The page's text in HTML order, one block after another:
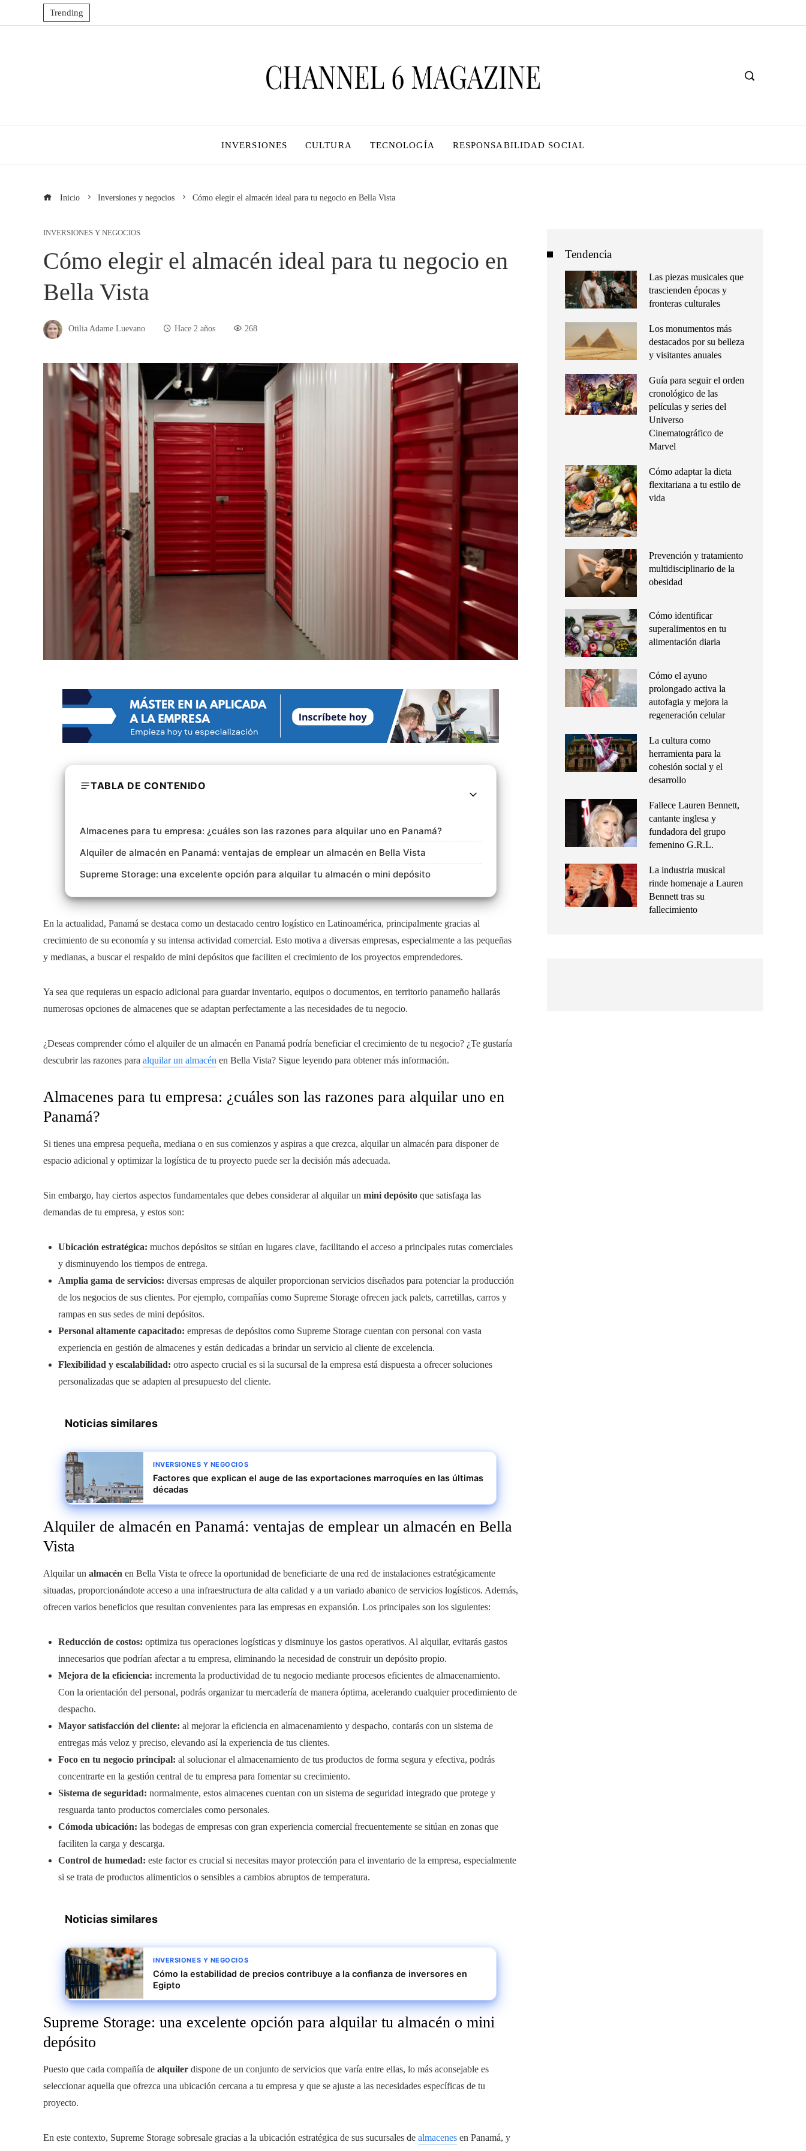
Trending
INVERSIONES CULTURA TECNOLOGÍA RESPONSABILIDAD SOCIAL
Inicio Inversiones y negocios Cómo elegir el almacén ideal para tu negocio en Bella Vista
INVERSIONES Y NEGOCIOS
Cómo elegir el almacén ideal para tu negocio en
Bella Vista
Otilia Adame Luevano Hace 2 años 268
TABLA DE CONTENIDO
Almacenes para tu empresa: ¿cuáles son las razones para alquilar uno en Panamá?
Alquiler de almacén en Panamá: ventajas de emplear un almacén en Bella Vista
Supreme Storage: una excelente opción para alquilar tu almacén o mini depósito
En la actualidad, Panamá se destaca como un destacado centro logístico en Latinoamérica, principalmente gracias al
crecimiento de su economía y su intensa actividad comercial. Esto motiva a diversas empresas, especialmente a las pequeñas
y medianas, a buscar el respaldo de mini depósitos que faciliten el crecimiento de los proyectos emprendedores.
Ya sea que requieras un espacio adicional para guardar inventario, equipos o documentos, en territorio panameño hallarás
numerosas opciones de almacenes que se adaptan perfectamente a las necesidades de tu negocio.
¿Deseas comprender cómo el alquiler de un almacén en Panamá podría beneficiar el crecimiento de tu negocio? ¿Te gustaría
descubrir las razones para alquilar un almacén en Bella Vista? Sigue leyendo para obtener más información.
Almacenes para tu empresa: ¿cuáles son las razones para alquilar uno en
Panamá?
Si tienes una empresa pequeña, mediana o en sus comienzos y aspiras a que crezca, alquilar un almacén para disponer de
espacio adicional y optimizar la logística de tu proyecto puede ser la decisión más adecuada.
Sin embargo, hay ciertos aspectos fundamentales que debes considerar al alquilar un mini depósito que satisfaga las
demandas de tu empresa, y estos son:
Ubicación estratégica: muchos depósitos se sitúan en lugares clave, facilitando el acceso a principales rutas comerciales
y disminuyendo los tiempos de entrega.
Amplia gama de servicios: diversas empresas de alquiler proporcionan servicios diseñados para potenciar la producción
de los negocios de sus clientes. Por ejemplo, compañías como Supreme Storage ofrecen jack palets, carretillas, carros y
rampas en sus sedes de mini depósitos.
Personal altamente capacitado: empresas de depósitos como Supreme Storage cuentan con personal con vasta
experiencia en gestión de almacenes y están dedicadas a brindar un servicio al cliente de excelencia.
Flexibilidad y escalabilidad: otro aspecto crucial es si la sucursal de la empresa está dispuesta a ofrecer soluciones
personalizadas que se adapten al presupuesto del cliente.
Noticias similares
INVERSIONES Y NEGOCIOS
Factores que explican el auge de las exportaciones marroquíes en las últimas
décadas
Alquiler de almacén en Panamá: ventajas de emplear un almacén en Bella
Vista
Alquilar un almacén en Bella Vista te ofrece la oportunidad de beneficiarte de una red de instalaciones estratégicamente
situadas, proporcionándote acceso a una infraestructura de alta calidad y a un variado abanico de servicios logísticos. Además,
ofrecen varios beneficios que resultan convenientes para las empresas en expansión. Los principales son los siguientes:
Reducción de costos: optimiza tus operaciones logísticas y disminuye los gastos operativos. Al alquilar, evitarás gastos
innecesarios que podrían afectar a tu empresa, eliminando la necesidad de construir un depósito propio.
Mejora de la eficiencia: incrementa la productividad de tu negocio mediante procesos eficientes de almacenamiento.
Con la orientación del personal, podrás organizar tu mercadería de manera óptima, acelerando cualquier procedimiento de
despacho.
Mayor satisfacción del cliente: al mejorar la eficiencia en almacenamiento y despacho, contarás con un sistema de
entregas más veloz y preciso, elevando así la experiencia de tus clientes.
Foco en tu negocio principal: al solucionar el almacenamiento de tus productos de forma segura y efectiva, podrás
concentrarte en la gestión central de tu empresa para fomentar su crecimiento.
Sistema de seguridad: normalmente, estos almacenes cuentan con un sistema de seguridad integrado que protege y
resguarda tanto productos comerciales como personales.
Cómoda ubicación: las bodegas de empresas con gran experiencia comercial frecuentemente se sitúan en zonas que
faciliten la carga y descarga.
Control de humedad: este factor es crucial si necesitas mayor protección para el inventario de la empresa, especialmente
si se trata de productos alimenticios o sensibles a cambios abruptos de temperatura.
Noticias similares
INVERSIONES Y NEGOCIOS
Cómo la estabilidad de precios contribuye a la confianza de inversores en
Egipto
Supreme Storage: una excelente opción para alquilar tu almacén o mini
depósito
Puesto que cada compañía de alquiler dispone de un conjunto de servicios que varía entre ellas, lo más aconsejable es
seleccionar aquella que ofrezca una ubicación cercana a tu empresa y que se ajuste a las necesidades específicas de tu
proyecto.
En este contexto, Supreme Storage sobresale gracias a la ubicación estratégica de sus sucursales de almacenes en Panamá, y
Tendencia
Las piezas musicales que
trascienden épocas y
fronteras culturales
Los monumentos más
destacados por su belleza
y visitantes anuales
Guía para seguir el orden
cronológico de las
películas y series del
Universo
Cinematográfico de
Marvel
Cómo adaptar la dieta
flexitariana a tu estilo de
vida
Prevención y tratamiento
multidisciplinario de la
obesidad
Cómo identificar
superalimentos en tu
alimentación diaria
Cómo el ayuno
prolongado activa la
autofagia y mejora la
regeneración celular
La cultura como
herramienta para la
cohesión social y el
desarrollo
Fallece Lauren Bennett,
cantante inglesa y
fundadora del grupo
femenino G.R.L.
La industria musical
rinde homenaje a Lauren
Bennett tras su
fallecimiento